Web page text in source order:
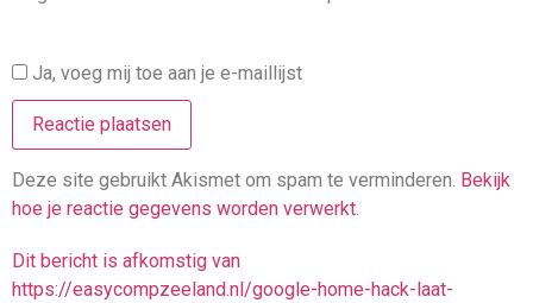
Ja, voeg mij toe aan je e-maillijst
Deze site gebruikt Akismet om spam te verminderen. Bekijk
hoe je reactie gegevens worden verwerkt.
Dit bericht is afkomstig van
https://easycompzeeland.nl/google-home-hack-laat-